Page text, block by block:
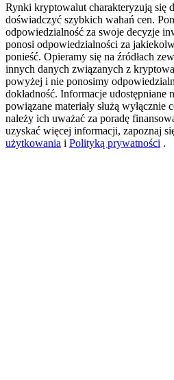
Exclusive for BitMart Users
Register & Trade to Win
Precious Metals Trading
Trade Gold & Silver · 33,333
Rynki kryptowalut charakteryzują się
doświadczyć szybkich wahań cen.
odpowiedzialność za swoje decyzje
ponosi odpowiedzialności za
ponieść. Opieramy się na źródłach
innych danych związanych z
powyżej i nie ponosimy
dokładność. Informacje udostępniane
powiązane materiały służą
należy ich uważać za poradę
uzyskać więcej informacji, zapoznaj
użytkowania i Polityką prywatności .